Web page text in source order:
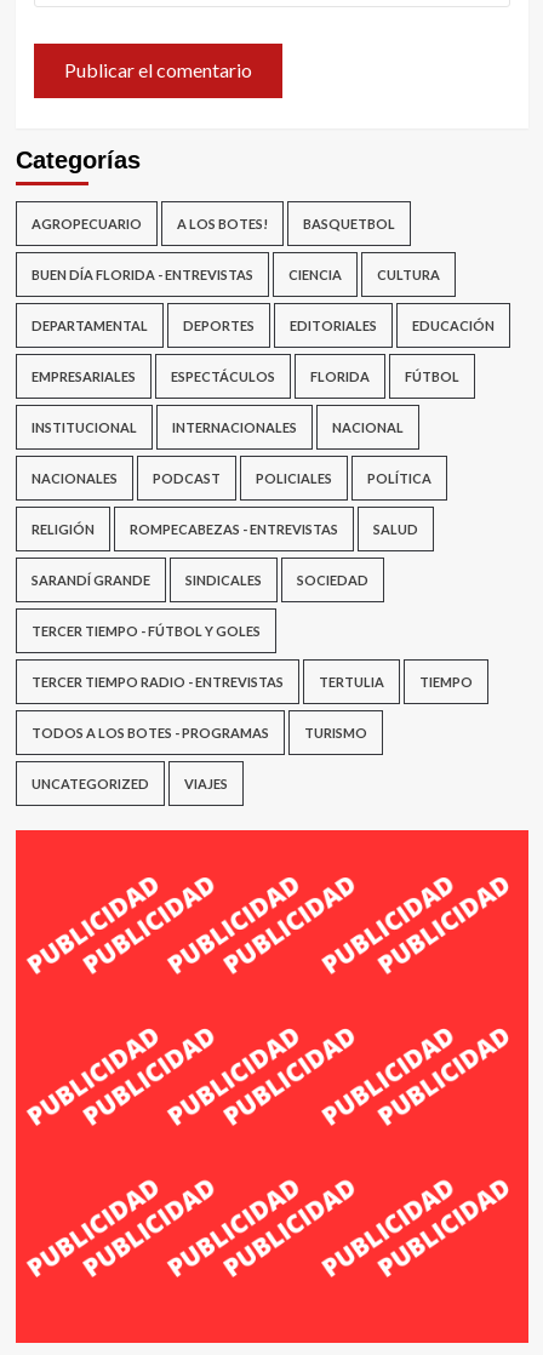
Categorías
AGROPECUARIO A LOS BOTES! BASQUETBOL
BUEN DÍA FLORIDA - ENTREVISTAS CIENCIA CULTURA
DEPARTAMENTAL DEPORTES EDITORIALES EDUCACIÓN
EMPRESARIALES ESPECTÁCULOS FLORIDA FÚTBOL
INSTITUCIONAL INTERNACIONALES NACIONAL
NACIONALES PODCAST POLICIALES POLÍTICA
RELIGIÓN ROMPECABEZAS - ENTREVISTAS SALUD
SARANDÍ GRANDE SINDICALES SOCIEDAD
TERCER TIEMPO - FÚTBOL Y GOLES
TERCER TIEMPO RADIO - ENTREVISTAS TERTULIA TIEMPO
TODOS A LOS BOTES - PROGRAMAS TURISMO
UNCATEGORIZED VIAJES